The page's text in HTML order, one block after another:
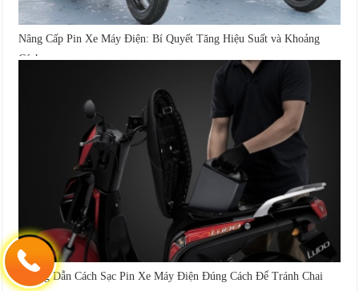
Nâng Cấp Pin Xe Máy Điện: Bí Quyết Tăng Hiệu Suất và Khoảng
Cách...
Hướng Dẫn Cách Sạc Pin Xe Máy Điện Đúng Cách Để Tránh Chai